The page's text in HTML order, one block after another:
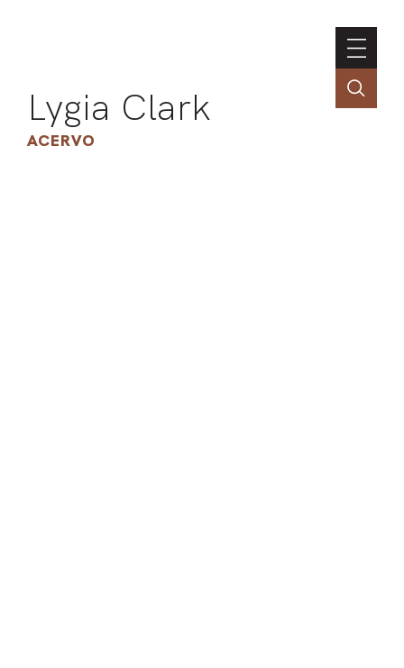
Lygia Clark
ACERVO